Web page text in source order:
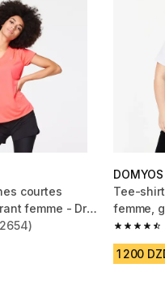
courtes
femme - Dry
from 2654 reviews
DOMYOS
Tee-
femme,
4.6 out
1 200